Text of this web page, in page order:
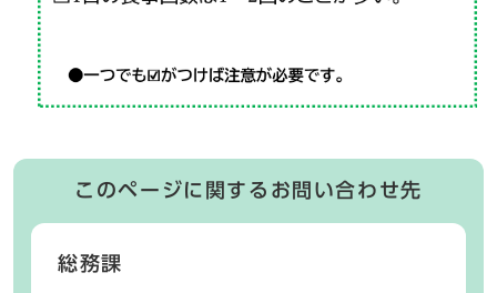
このページに関するお問い合わせ先
総務課